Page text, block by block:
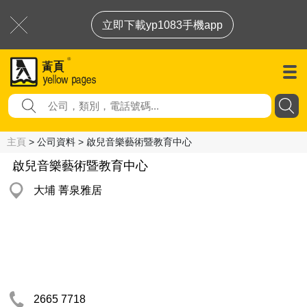
立即下載yp1083手機app
主頁 > 公司資料 > 啟兒音樂藝術暨教育中心
啟兒音樂藝術暨教育中心
大埔 菁泉雅居
2665 7718